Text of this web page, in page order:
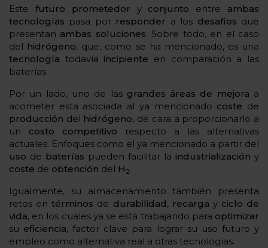
Este futuro prometedor y conjunto entre ambas
tecnologías pasa por responder a los desafíos que
presentan ambas soluciones. Sobre todo, en el caso
del hidrógeno, que, como se ha mencionado, es una
tecnología todavía incipiente en comparación a las
baterías.
Por un lado, uno de las grandes áreas de mejora a
acometer esta asociada al ya mencionado coste de
producción del hidrógeno, de cara a proporcionarlo a
un costo competitivo respecto a las alternativas
actuales. Enfoques como el ya mencionado a partir del
uso de baterías pueden facilitar la industrialización y
coste de obtención del H 2.
Igualmente, su almacenamiento también presenta
retos entérminos de durabilidad, recarga y ciclo de
vida, en los cuales ya se está trabajando para optimizar
su eficiencia, factor clave para lograr su uso futuro y
empleo como alternativa real a otras tecnologías.